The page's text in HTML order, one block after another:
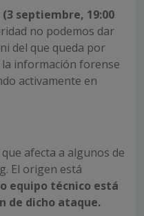
septiembre, 19:00
no podemos dar
del que queda por
información forense
activamente en
afecta a algunos de
El origen está
equipo técnico está
de dicho ataque.